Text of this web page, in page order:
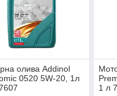
олива Addinol
0520 5W-20, 1л
1 л